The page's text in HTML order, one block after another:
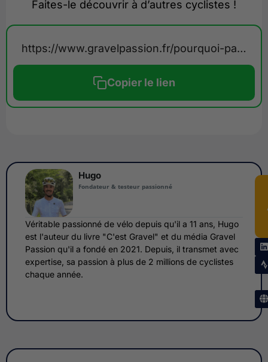
Faites-le découvrir à d’autres cyclistes !
https://www.gravelpassion.fr/pourquoi-participer-a-une-course-gravel/
Copier le lien
Hugo
Fondateur & testeur passionné
Véritable passionné de vélo depuis qu'il a 11 ans, Hugo
est l'auteur du livre "C'est Gravel" et du média Gravel
Passion qu'il a fondé en 2021. Depuis, il transmet avec
expertise, sa passion à plus de 2 millions de cyclistes
chaque année.